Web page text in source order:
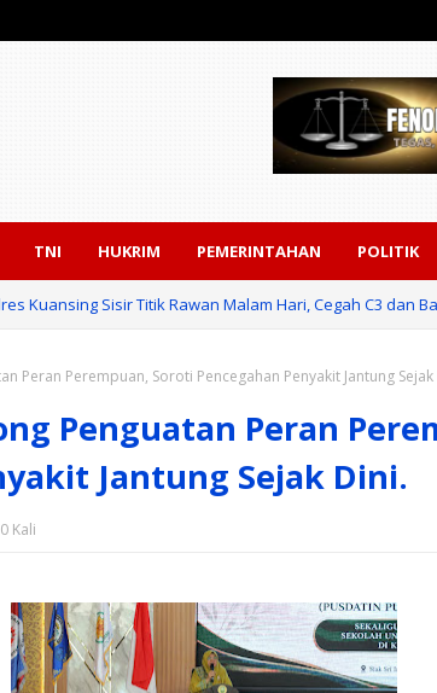
TNI HUKRIM PEMERINTAHAN POLITIK
Kuansing Sisir Titik Rawan Malam Hari, Cegah C3 dan
Peran Perempuan, Soroti Pencegahan Penyakit Jantung Sejak
Penguatan Peran
Jantung Sejak Dini.
0 Kali